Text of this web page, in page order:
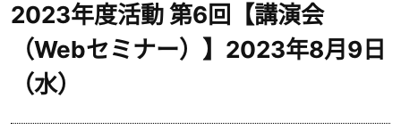
2023年度活動 第6回【講演会
（Webセミナー）】2023年8月9日
（水）